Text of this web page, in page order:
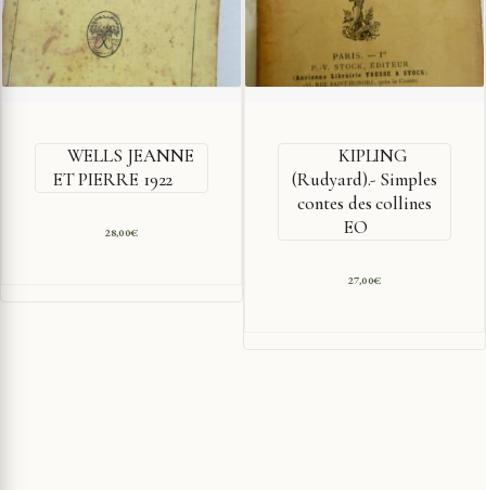
WELLS JEANNE
ET PIERRE 1922
28,00€
KIPLING
(Rudyard).- Simples
contes des collines
EO
27,00€